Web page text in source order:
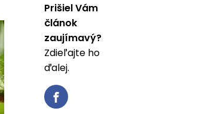
Prišiel Vám
článok
zaujímavý?
Zdieľajte ho
ďalej.